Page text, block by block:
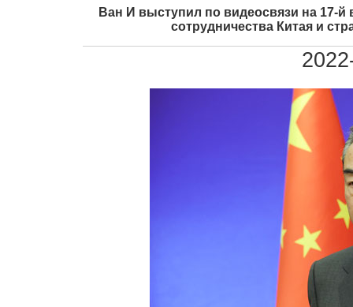
Ван И выступил по видеосвязи на 17-
сотрудничества Китая и